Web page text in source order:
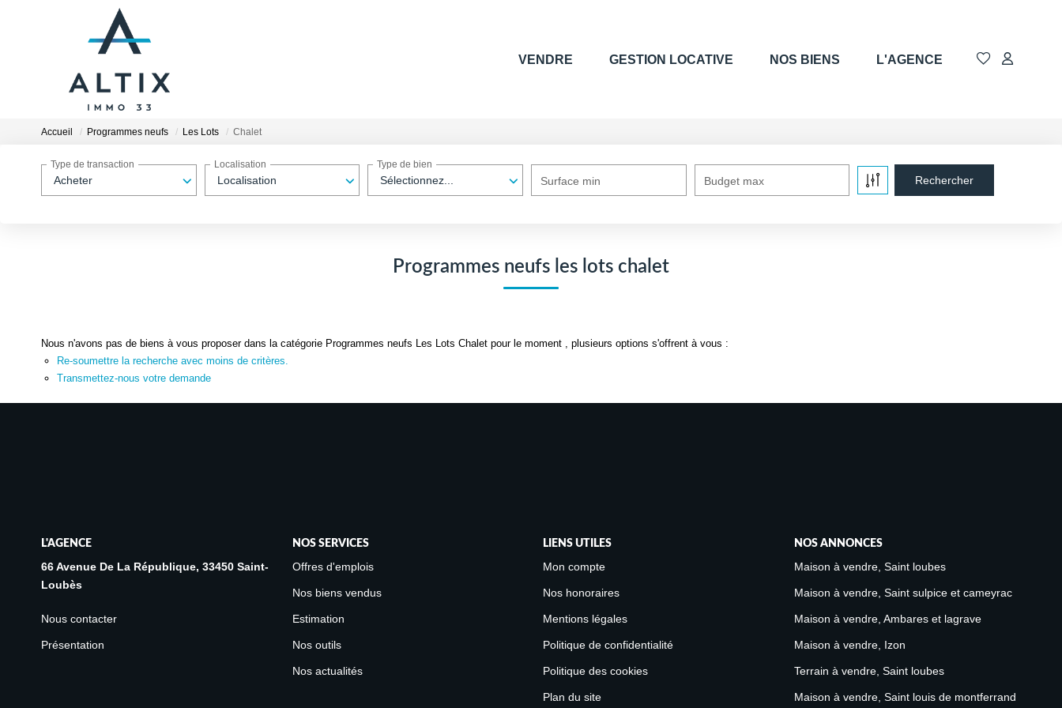
VENDRE GESTION LOCATIVE NOS BIENS L'AGENCE
Accueil Programmes neufs Les Lots Chalet
Acheter
Type de transaction
Localisation
Localisation
Sélectionnez...
Type de bien
Surface min Budget max
Programmes neufs les lots chalet
Nous n'avons pas de biens à vous proposer dans la catégorie Programmes neufs Les Lots Chalet pour le moment , plusieurs options s'offrent à vous :
Re-soumettre la recherche avec moins de critères.
Transmettez-nous votre demande
L'AGENCE
66 Avenue De La République, 33450 Saint-
Loubès
Nous contacter
Présentation
NOS SERVICES
Offres d'emplois
Nos biens vendus
Estimation
Nos outils
Nos actualités
LIENS UTILES
Mon compte
Nos honoraires
Mentions légales
Politique de confidentialité
Politique des cookies
Plan du site
NOS ANNONCES
Maison à vendre, Saint loubes
Maison à vendre, Saint sulpice et cameyrac
Maison à vendre, Ambares et lagrave
Maison à vendre, Izon
Terrain à vendre, Saint loubes
Maison à vendre, Saint louis de montferrand